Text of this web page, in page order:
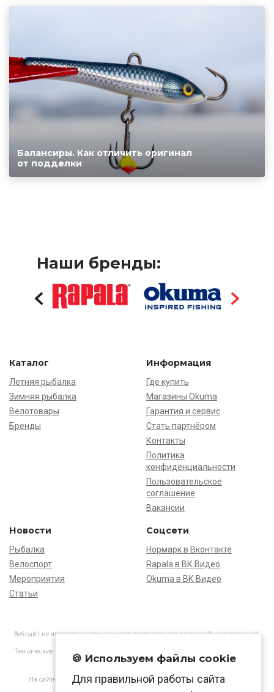
Балансиры. Как отличить оригинал
от подделки
Наши бренды:
Каталог
Летняя рыбалка
Зимняя рыбалка
Велотовары
Бренды
Информация
Где купить
Магазины Okuma
Гарантия и сервис
Стать партнёром
Контакты
Политика
конфиденциальности
Пользовательское
соглашение
Вакансии
Новости
Рыбалка
Велоспорт
Мероприятия
Статьи
Соцсети
Нормарк в Вконтакте
Rapala в ВК Видео
Okuma в ВК Видео
Веб-сайт не является основанием для предъявления претензий и рекламаций,
Технические характеристики товаров могут отличаться от указанных на сайте.
АО «Нормарк» ИНН 7728172512 ОГРН 1037739603505
На сайте применяютсярекомендательные технологиив соответствии
🍪 Используем файлы cookie
Для правильной работы сайта